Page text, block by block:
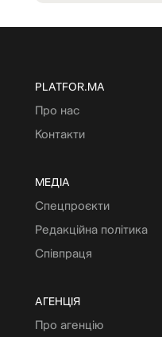
PLATFOR.MA
Про нас
Контакти
МЕДІА
Спецпроєкти
Редакційна політика
Співпраця
АГЕНЦІЯ
Про агенцію